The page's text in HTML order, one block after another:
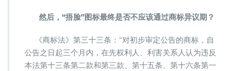
然后，“捂脸”图标最终是否不应该通过商标异议期？
《商标法》第三十三条：“对初步审定公告的商标，自
公告之日起三个月内，在先权利人、利害关系人认为违反
本法第十三条第二款和第三款、第十五条、第十六条第一